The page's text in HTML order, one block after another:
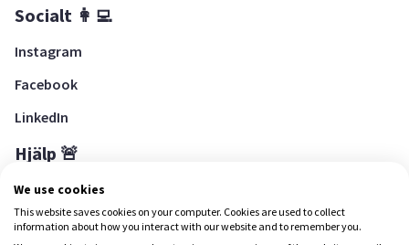
Socialt 👩‍💻
Instagram
Facebook
LinkedIn
Hjälp 🚨
Hjälpcenter
We use cookies
This website saves cookies on your computer. Cookies are used to collect
information about how you interact with our website and to remember you.